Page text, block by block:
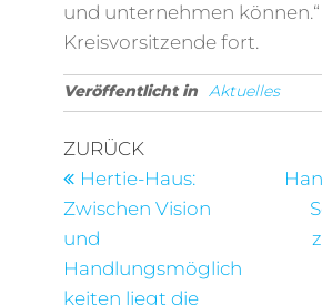
und unternehmen
Kreisvorsitzende fort.
Veröffentlicht in Aktuelles
Vorheriger
Beitrag
ZURÜCK
Hertie-Haus:
Zwischen Vision
und
Handlungsmöglich
keiten liegt die